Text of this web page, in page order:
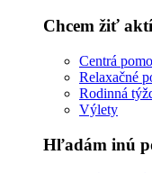
Chcem žiť
Centrá
Relaxačné
Rodinná
Výlety
Hľadám inú